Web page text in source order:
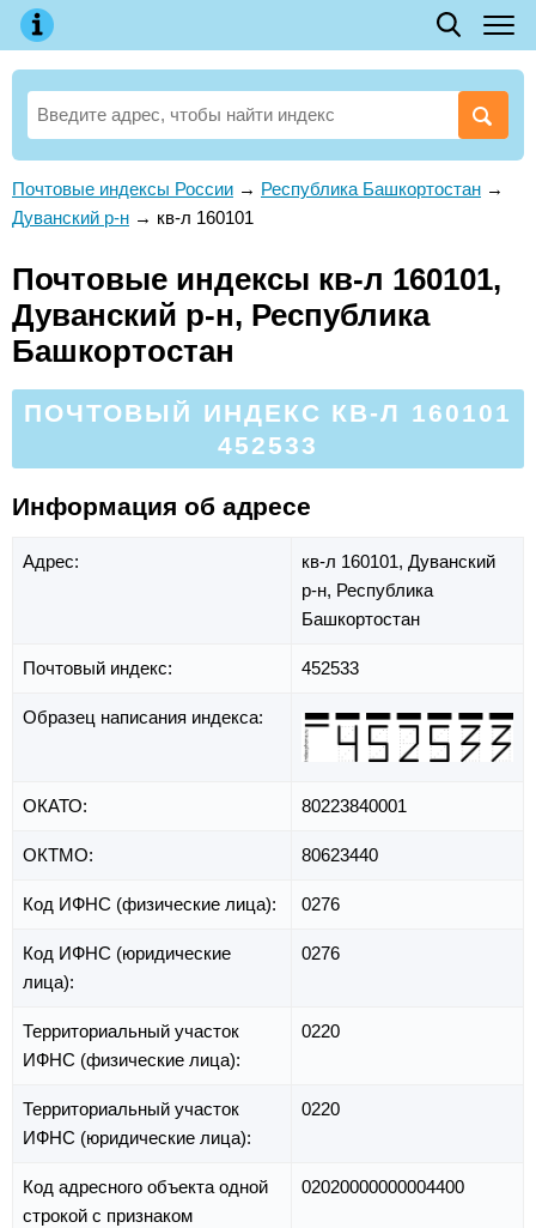
Почтовые индексы России → Республика Башкортостан →
Дуванский р-н → кв-л 160101
Почтовые индексы кв-л 160101,
Дуванский р-н, Республика
Башкортостан
ПОЧТОВЫЙ ИНДЕКС КВ-Л 160101
452533
Информация об адресе
Адрес: кв-л 160101, Дуванский
р-н, Республика
Башкортостан
Почтовый индекс: 452533
Образец написания индекса:
ОКАТО: 80223840001
ОКТМО: 80623440
Код ИФНС (физические лица): 0276
Код ИФНС (юридические
лица):
0276
Территориальный участок
ИФНС (физические лица):
0220
Территориальный участок
ИФНС (юридические лица):
0220
Код адресного объекта одной
строкой с признаком
02020000000004400